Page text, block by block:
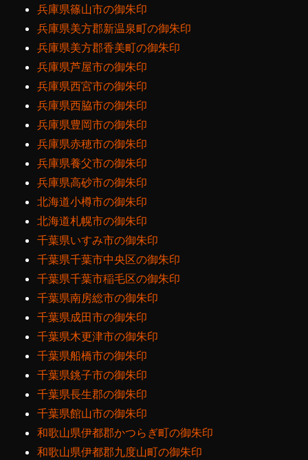
兵庫県篠山市の御朱印
兵庫県美方郡新温泉町の御朱印
兵庫県美方郡香美町の御朱印
兵庫県芦屋市の御朱印
兵庫県西宮市の御朱印
兵庫県西脇市の御朱印
兵庫県豊岡市の御朱印
兵庫県赤穂市の御朱印
兵庫県養父市の御朱印
兵庫県高砂市の御朱印
北海道小樽市の御朱印
北海道札幌市の御朱印
千葉県いすみ市の御朱印
千葉県千葉市中央区の御朱印
千葉県千葉市稲毛区の御朱印
千葉県南房総市の御朱印
千葉県成田市の御朱印
千葉県木更津市の御朱印
千葉県船橋市の御朱印
千葉県銚子市の御朱印
千葉県長生郡の御朱印
千葉県館山市の御朱印
和歌山県伊都郡かつらぎ町の御朱印
和歌山県伊都郡九度山町の御朱印